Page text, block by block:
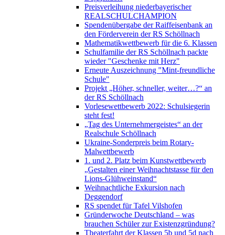
Preisverleihung niederbayerischer
REALSCHULCHAMPION
Spendenübergabe der Raiffeisenbank an
den Förderverein der RS Schöllnach
Mathematikwettbewerb für die 6. Klassen
Schulfamilie der RS Schöllnach packte
wieder "Geschenke mit Herz"
Erneute Auszeichnung "Mint-freundliche
Schule"
Projekt „Höher, schneller, weiter…?“ an
der RS Schöllnach
Vorlesewettbewerb 2022: Schulsiegerin
steht fest!
„Tag des Unternehmergeistes“ an der
Realschule Schöllnach
Ukraine-Sonderpreis beim Rotary-
Malwettbewerb
1. und 2. Platz beim Kunstwettbewerb
„Gestalten einer Weihnachtstasse für den
Lions-Glühweinstand“
Weihnachtliche Exkursion nach
Deggendorf
RS spendet für Tafel Vilshofen
Gründerwoche Deutschland – was
brauchen Schüler zur Existenzgründung?
Theaterfahrt der Klassen 5b und 5d nach